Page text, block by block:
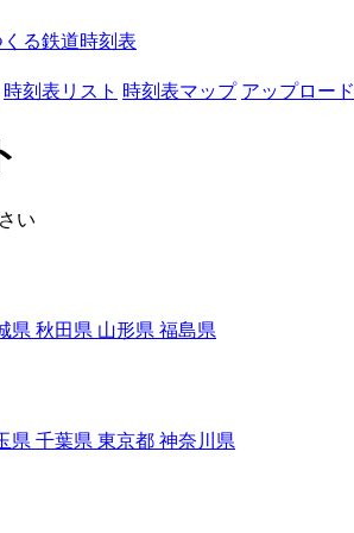
る鉄道時刻表
時刻表リスト 時刻表マップ アップロード
い
県 秋田県 山形県 福島県
県 千葉県 東京都 神奈川県